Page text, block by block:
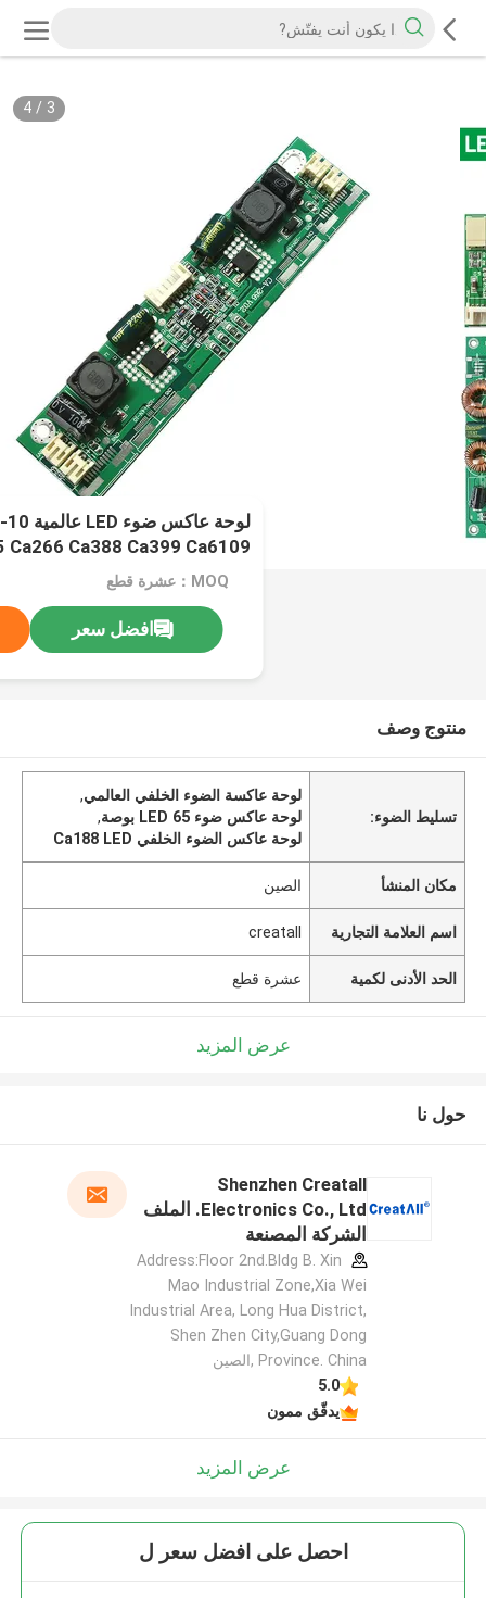
3
/
4
Ca266 Ca388 Ca399 Ca6109
MOQ：عشرة قطع
افضل سعر
منتوج وصف
تسليط الضوء:
لوحة عاكسة الضوء الخلفي العالمي,
لوحة عاكس ضوء LED 65 بوصة
,
لوحة عاكس الضوء الخلفي Ca188 LED
مكان المنشأ الصين
اسم العلامة التجارية creatall
الحد الأدنى لكمية عشرة قطع
عرض المزيد
حول نا
Shenzhen Creatall
Electronics Co., Ltd. الملف
الشركة المصنعة
Address:Floor 2nd.Bldg B. Xin
Mao Industrial Zone,Xia Wei
Industrial Area, Long Hua District,
Shen Zhen City,Guang Dong
Province. China ,الصين
5.0
يدقّق ممون
عرض المزيد
احصل على افضل سعر ل